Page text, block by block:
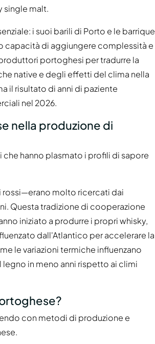
single malt.
i suoi barili di Porto e le barrique
capacità di aggiungere complessità e
portoghesi per tradurre la
native e degli effetti del clima nella
il risultato di anni di paziente
nel 2026.
nella produzione di
hanno plasmato i profili di sapore
molto ricercati dai
Questa tradizione di cooperazione
iniziato a produrre i propri whisky,
dall'Atlantico per accelerare la
le variazioni termiche influenzano
in meno anni rispetto ai climi
con metodi di produzione e